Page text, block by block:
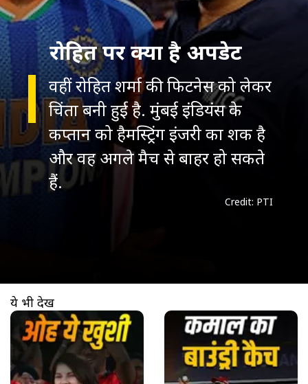
रोहित पर क्या है अपडेट
वहीं रोहित शर्मा की फिटनेस को लेकर
चिंता बनी हुई है. मुंबई इंडियंस के
कप्तान को हैमस्ट्रिंग इंजरी का शक है
और वह अगले मैच से बाहर हो सकते
Credit: PTI
खुल रहा है
ये भी देखें